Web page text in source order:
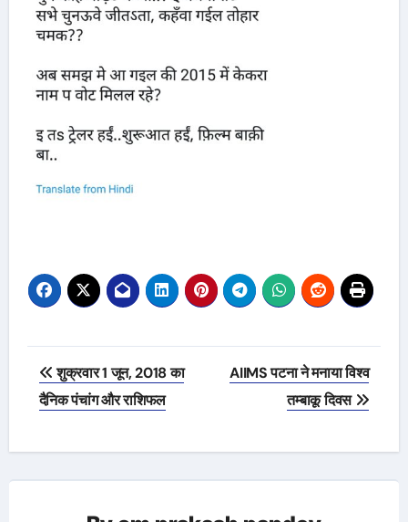
Post
navigation
शुक्रवार 1 जून, 2018 का
दैनिक पंचांग और राशिफल
AIIMS पटना ने मनाया विश्व
तम्बाकू दिवस